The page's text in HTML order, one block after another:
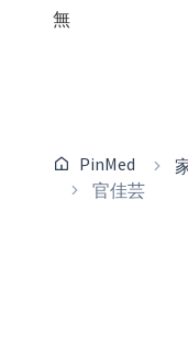
無
PinMed
官佳芸